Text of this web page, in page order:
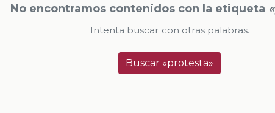
No encontramos contenidos con la etiqueta
Intenta buscar con otras palabras.
Buscar «protesta»